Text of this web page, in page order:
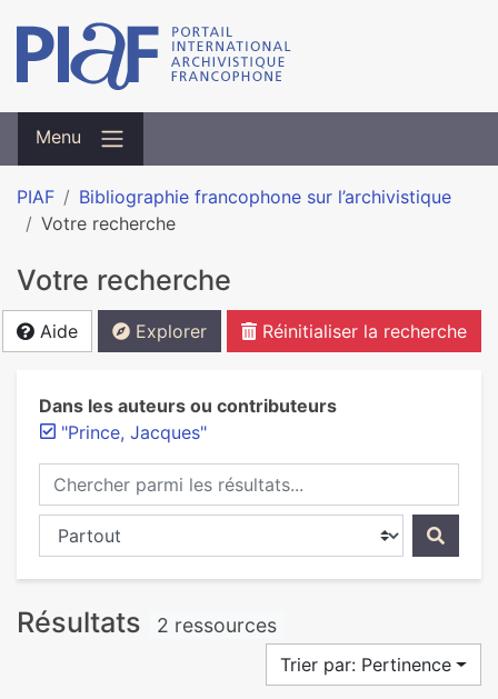
Menu
PIAF
Bibliographie francophone sur l’archivistique
Votre recherche
Votre recherche
Aide Explorer Réinitialiser la recherche
Dans les auteurs ou contributeurs
"Prince, Jacques"
Chercher parmi les résultats...
Chercher dans...
Résultats 2 ressources
Trier par: Pertinence